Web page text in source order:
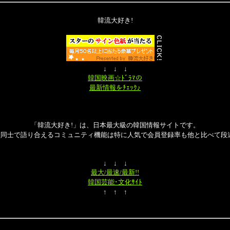
韓流大好き!
↓ ↓ ↓
韓国映画☆ﾄﾞﾗﾏの
最新情報をﾁｪｯｸ♪
「韓流大好き!」は、日本最大級の韓国情報サイトです。
士で語り合えるコミュニティ機能は特に人気で会員登録率も他と比べて段
↓ ↓ ↓
最大/最速/最新!!
韓国芸能･文化ｻｲﾄ
↑ ↑ ↑